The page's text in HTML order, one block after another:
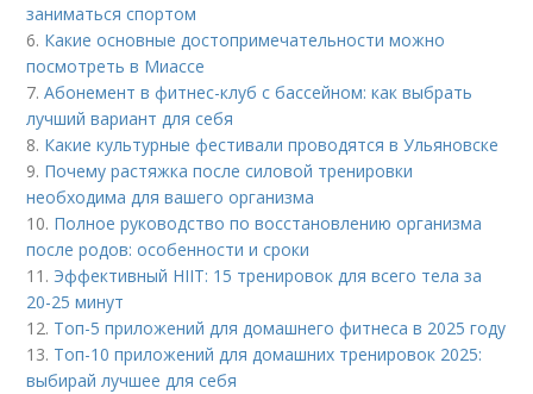
заниматься спортом
6. Какие основные достопримечательности можно
посмотреть в Миассе
7.Абонемент в фитнес-клуб с бассейном: как выбрать
лучший вариант для себя
8. Какие культурные фестивали проводятся в Ульяновске
9. Почему растяжка после силовой тренировки
необходима для вашего организма
10. Полное руководство по восстановлению организма
после родов: особенности и сроки
11. Эффективный HIIT: 15 тренировок для всего тела за
20-25 минут
12. Топ-5 приложений для домашнего фитнеса в 2025 году
13. Топ-10 приложений для домашних тренировок 2025:
выбирай лучшее для себя